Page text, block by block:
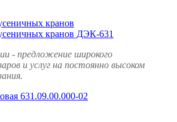
кранов
кранов ДЭК-631
- предложение широкого
и услуг на постоянно высоком